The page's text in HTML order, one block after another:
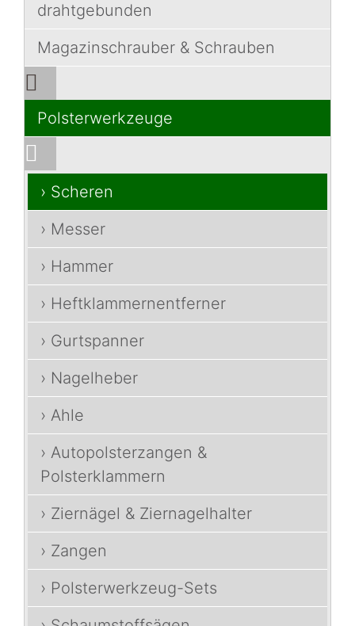
drahtgebunden
Magazinschrauber & Schrauben
Polsterwerkzeuge
› Scheren
› Messer
› Hammer
› Heftklammernentferner
› Gurtspanner
› Nagelheber
› Ahle
› Autopolsterzangen &
Polsterklammern
› Ziernägel & Ziernagelhalter
› Zangen
› Polsterwerkzeug-Sets